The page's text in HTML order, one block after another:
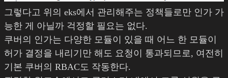
그렇다고 위의 eks에서 관리해주는 정책들로만 인가 가
능한 게 아닐까 걱정할 필요는 없다.
쿠버의 인가는 다양한 모듈이 있을 때 어느 한 모듈이
허가 결정을 내리기만 해도 요청이 통과되므로, 여전히
기본 쿠버의 RBAC도 작동한다.